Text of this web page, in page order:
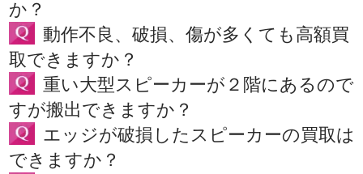
か？
動作不良、破損、傷が多くても高額買
取できますか？
重い大型スピーカーが２階にあるので
すが搬出できますか？
エッジが破損したスピーカーの買取は
できますか？